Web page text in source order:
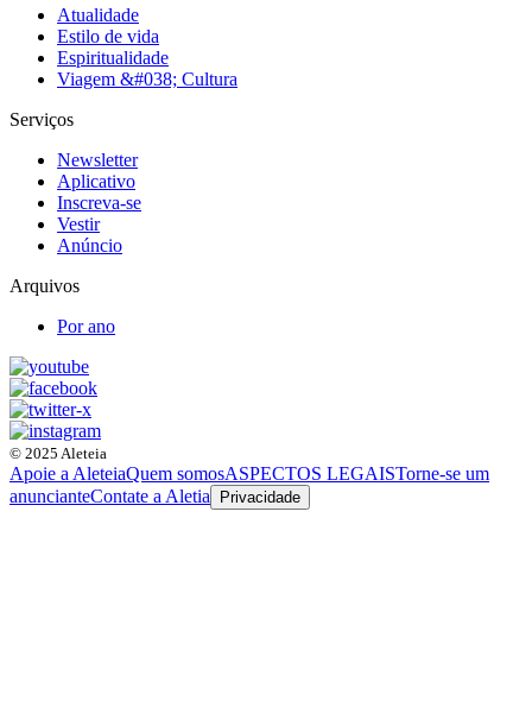
Atualidade
Estilo de vida
Espiritualidade
Viagem &#038; Cultura
Serviços
Newsletter
Aplicativo
Inscreva-se
Vestir
Anúncio
Arquivos
Por ano
© 2025 Aleteia
Apoie a AleteiaQuem somosASPECTOS LEGAISTorne-se um
anuncianteContate a Aletia Privacidade